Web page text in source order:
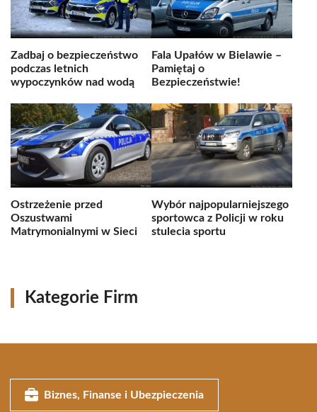
Zadbaj o bezpieczeństwo
podczas letnich
wypoczynków nad wodą
Fala Upałów w Bielawie –
Pamiętaj o
Bezpieczeństwie!
Ostrzeżenie przed
Oszustwami
Matrymonialnymi w Sieci
Wybór najpopularniejszego
sportowca z Policji w roku
stulecia sportu
Kategorie Firm
Biznes, Finanse i Ubezpieczenia